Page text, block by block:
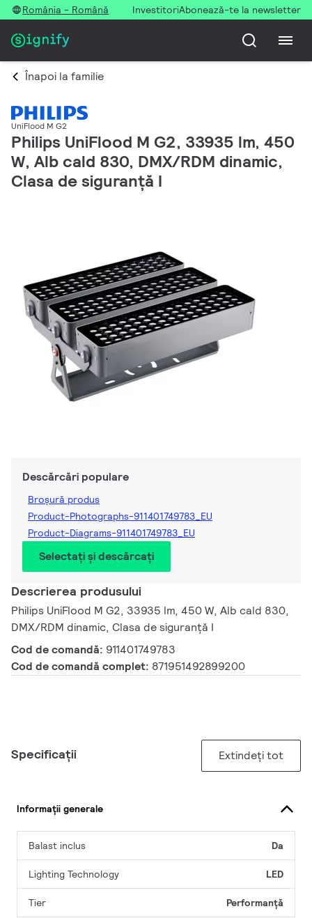
România - Română InvestitoriAbonează-te la newsletter
Înapoi la familie
UniFlood M G2
Philips UniFlood M G2, 33935 lm, 450
W, Alb cald 830, DMX/RDM dinamic,
Clasa de siguranță I
Descărcări populare
Broșură produs
Product-Photographs-911401749783_EU
Product-Diagrams-911401749783_EU
Selectați și descărcați
Descrierea produsului
Philips UniFlood M G2, 33935 lm, 450 W, Alb cald 830,
DMX/RDM dinamic, Clasa de siguranță I
Cod de comandă: 911401749783
Cod de comandă complet: 871951492899200
Specificații Extindeți tot
Informații generale
Balast inclus Da
Lighting Technology LED
Tier Performanță